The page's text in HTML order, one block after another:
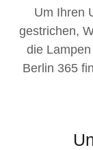
Um Ihren
gestrichen,
die
Berlin 365